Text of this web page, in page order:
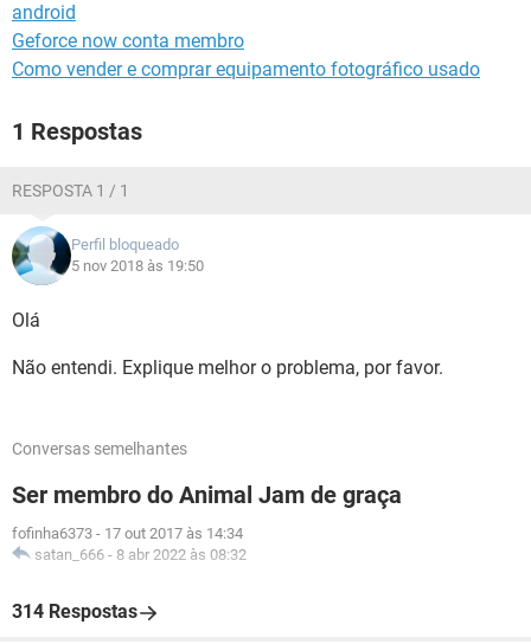
android
Geforce now conta membro
Como vender e comprar equipamento fotográfico usado
1 Respostas
RESPOSTA 1 / 1
Perfil bloqueado
5 nov 2018 às 19:50
Olá
Não entendi. Explique melhor o problema, por favor.
Conversas semelhantes
Ser membro do Animal Jam de graça
fofinha6373 - 17 out 2017 às 14:34
satan_666 - 8 abr 2022 às 08:32
314 Respostas